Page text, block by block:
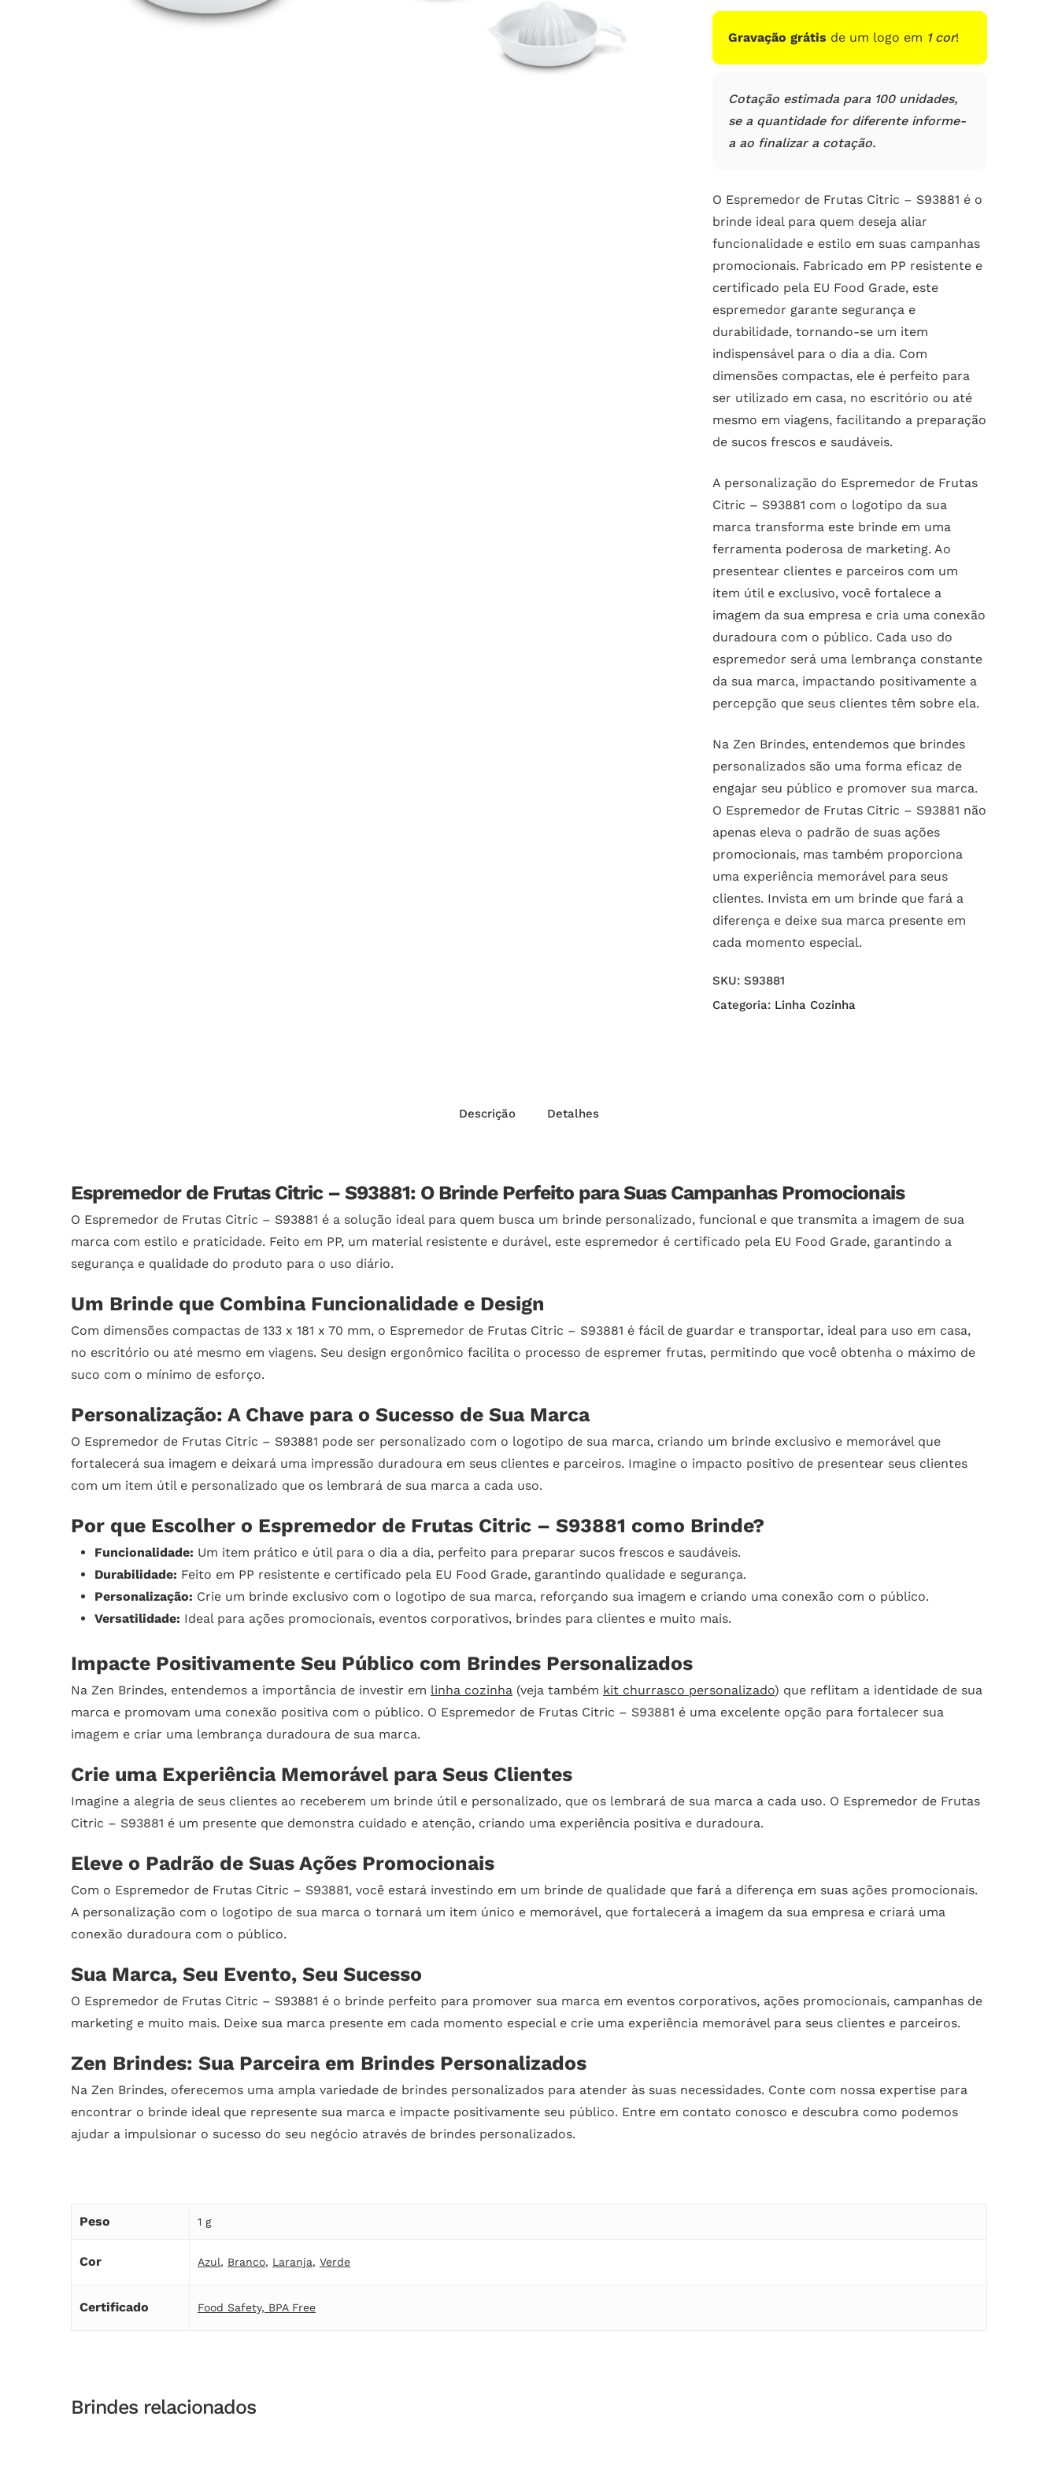
clientes
Gravação grátis de um logo em 1 cor!
Cotação estimada para 100 unidades,
se a quantidade for diferente informe-
a ao finalizar a cotação.
O Espremedor de Frutas Citric – S93881 é o
brinde ideal para quem deseja aliar
funcionalidade e estilo em suas campanhas
promocionais. Fabricado em PP resistente e
certificado pela EU Food Grade, este
espremedor garante segurança e
durabilidade, tornando-se um item
indispensável para o dia a dia. Com
dimensões compactas, ele é perfeito para
ser utilizado em casa, no escritório ou até
mesmo em viagens, facilitando a preparação
de sucos frescos e saudáveis.
A personalização do Espremedor de Frutas
Citric – S93881 com o logotipo da sua
marca transforma este brinde em uma
ferramenta poderosa de marketing. Ao
presentear clientes e parceiros com um
item útil e exclusivo, você fortalece a
imagem da sua empresa e cria uma conexão
duradoura com o público. Cada uso do
espremedor será uma lembrança constante
da sua marca, impactando positivamente a
percepção que seus clientes têm sobre ela.
Na Zen Brindes, entendemos que brindes
personalizados são uma forma eficaz de
engajar seu público e promover sua marca.
O Espremedor de Frutas Citric – S93881 não
apenas eleva o padrão de suas ações
promocionais, mas também proporciona
uma experiência memorável para seus
clientes. Invista em um brinde que fará a
diferença e deixe sua marca presente em
cada momento especial.
SKU: S93881
Categoria: Linha Cozinha
Descrição Detalhes
Espremedor de Frutas Citric – S93881: O Brinde Perfeito para Suas Campanhas Promocionais
O Espremedor de Frutas Citric – S93881 é a solução ideal para quem busca um brinde personalizado, funcional e que transmita a imagem de sua
marca com estilo e praticidade. Feito em PP, um material resistente e durável, este espremedor é certificado pela EU Food Grade, garantindo a
segurança e qualidade do produto para o uso diário.
Um Brinde que Combina Funcionalidade e Design
Com dimensões compactas de 133 x 181 x 70 mm, o Espremedor de Frutas Citric – S93881 é fácil de guardar e transportar, ideal para uso em casa,
no escritório ou até mesmo em viagens. Seu design ergonômico facilita o processo de espremer frutas, permitindo que você obtenha o máximo de
suco com o mínimo de esforço.
Personalização: A Chave para o Sucesso de Sua Marca
O Espremedor de Frutas Citric – S93881 pode ser personalizado com o logotipo de sua marca, criando um brinde exclusivo e memorável que
fortalecerá sua imagem e deixará uma impressão duradoura em seus clientes e parceiros. Imagine o impacto positivo de presentear seus clientes
com um item útil e personalizado que os lembrará de sua marca a cada uso.
Por que Escolher o Espremedor de Frutas Citric – S93881 como Brinde?
Funcionalidade: Um item prático e útil para o dia a dia, perfeito para preparar sucos frescos e saudáveis.
Durabilidade: Feito em PP resistente e certificado pela EU Food Grade, garantindo qualidade e segurança.
Personalização: Crie um brinde exclusivo com o logotipo de sua marca, reforçando sua imagem e criando uma conexão com o público.
Versatilidade: Ideal para ações promocionais, eventos corporativos, brindes para clientes e muito mais.
Impacte Positivamente Seu Público com Brindes Personalizados
Na Zen Brindes, entendemos a importância de investir em linha cozinha (veja também kit churrasco personalizado) que reflitam a identidade de sua
marca e promovam uma conexão positiva com o público. O Espremedor de Frutas Citric – S93881 é uma excelente opção para fortalecer sua
imagem e criar uma lembrança duradoura de sua marca.
Crie uma Experiência Memorável para Seus Clientes
Imagine a alegria de seus clientes ao receberem um brinde útil e personalizado, que os lembrará de sua marca a cada uso. O Espremedor de Frutas
Citric – S93881 é um presente que demonstra cuidado e atenção, criando uma experiência positiva e duradoura.
Eleve o Padrão de Suas Ações Promocionais
Com o Espremedor de Frutas Citric – S93881, você estará investindo em um brinde de qualidade que fará a diferença em suas ações promocionais.
A personalização com o logotipo de sua marca o tornará um item único e memorável, que fortalecerá a imagem da sua empresa e criará uma
conexão duradoura com o público.
Sua Marca, Seu Evento, Seu Sucesso
O Espremedor de Frutas Citric – S93881 é o brinde perfeito para promover sua marca em eventos corporativos, ações promocionais, campanhas de
marketing e muito mais. Deixe sua marca presente em cada momento especial e crie uma experiência memorável para seus clientes e parceiros.
Zen Brindes: Sua Parceira em Brindes Personalizados
Na Zen Brindes, oferecemos uma ampla variedade de brindes personalizados para atender às suas necessidades. Conte com nossa expertise para
encontrar o brinde ideal que represente sua marca e impacte positivamente seu público. Entre em contato conosco e descubra como podemos
ajudar a impulsionar o sucesso do seu negócio através de brindes personalizados.
Peso 1 g
Cor Azul, Branco, Laranja, Verde
Certificado Food Safety, BPA Free
Brindes relacionados